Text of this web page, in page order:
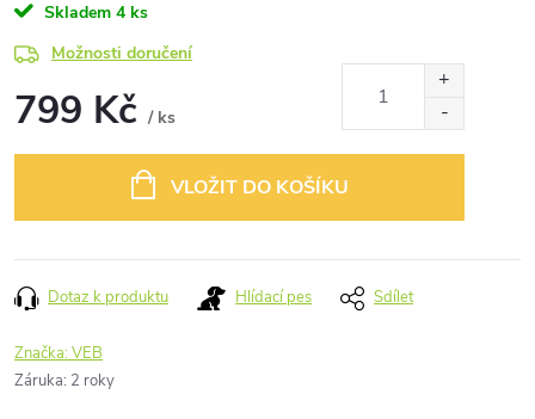
Skladem 4 ks
Možnosti doručení
799 Kč / ks
VLOŽIT DO KOŠÍKU
Dotaz k produktu Hlídací pes Sdílet
Značka:VEB
Záruka: 2 roky